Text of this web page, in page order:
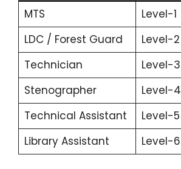
MTS
Level-1
LDC / Forest Guard
Level-2
Technician
Level-3
Stenographer
Level-4
Technical Assistant
Level-5
Library Assistant
Level-6